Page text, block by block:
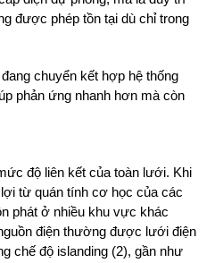
được phép tồn tại dù chỉ trong
chuyển kết hợp hệ thống
phản ứng nhanh hơn mà còn
độ liên kết của toàn lưới. Khi
từ quán tính cơ học của các
phát ở nhiều khu vực khác
điện thường được lưới điện
chế độ islanding (2), gần như